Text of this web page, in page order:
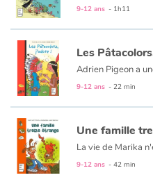
9-12 ans - 1h11
Les
9-12 ans - 22 min
Une famille
9-12 ans - 42 min